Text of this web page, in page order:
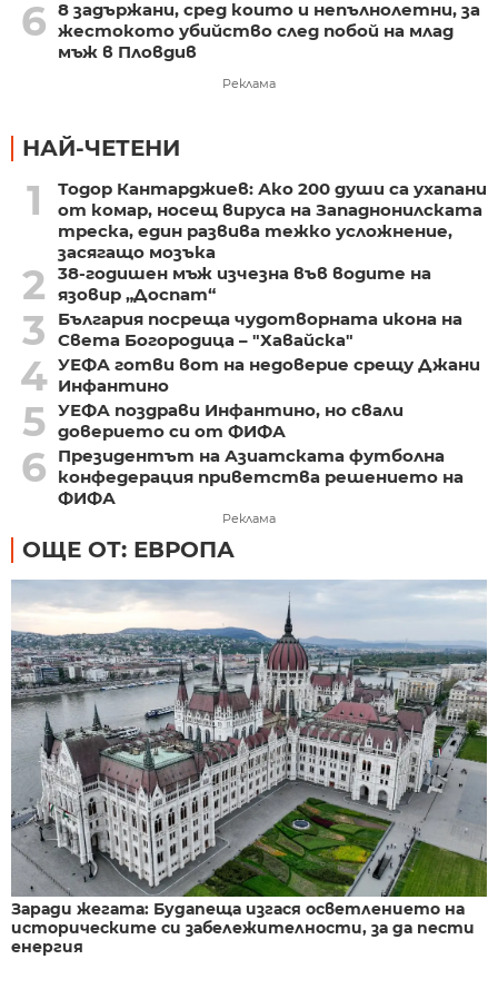
6 8 задържани, сред които и непълнолетни, за
жестокото убийство след побой на млад
мъж в Пловдив
Реклама
НАЙ-ЧЕТЕНИ
1
Тодор Кантарджиев: Ако 200 души са ухапани
от комар, носещ вируса на Западнонилската
треска, един развива тежко усложнение,
засягащо мозъка
2
38-годишен мъж изчезна във водите на
язовир „Доспат“
3
България посреща чудотворната икона на
Света Богородица – "Хавайска"
4 УЕФА готви вот на недоверие срещу Джани
Инфантино
5 УЕФА поздрави Инфантино, но свали
доверието си от ФИФА
6
Президентът на Азиатската футболна
конфедерация приветства решението на
ФИФА
Реклама
ОЩЕ ОТ: ЕВРОПА
Заради жегата: Будапеща изгася осветлението на
историческите си забележителности, за да пести
енергия